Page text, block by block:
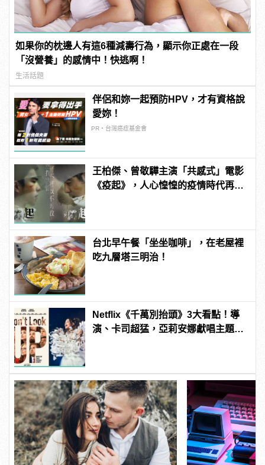
如果你的枕邊人有這6種減壽行為，顯示你正處在一段
「沒營養」的感情中！快逃啊！
生活話題
伴侶和妳一起預防HPV，才有資格說
愛妳！
PR・台灣癌症基金會
王柏傑、曾敬驊主演「共感式」電影
《疫起》，人心惶惶的疫情時代再度
台北早午餐「坐坐咖啡」，在老屋裡
吃九層塔三明治！
Netflix《千萬別抬頭》3大看點！導
演、卡司超猛，亞莉安娜獻唱主題